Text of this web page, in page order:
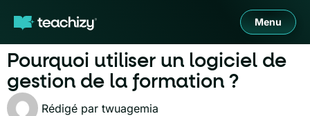
Menu
Pourquoi utiliser un logiciel de
gestion de la formation ?
Rédigé par twuagemia